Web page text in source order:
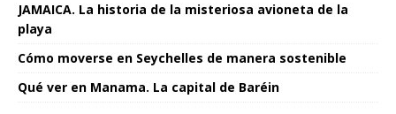
JAMAICA. La historia de la misteriosa avioneta de la
playa
Cómo moverse en Seychelles de manera sostenible
Qué ver en Manama. La capital de Baréin